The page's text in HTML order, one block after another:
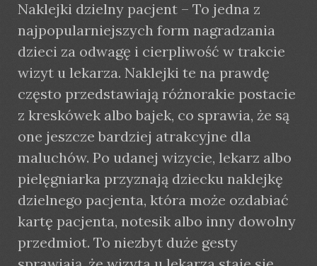
Naklejki dzielny pacjent – To jedna z
najpopularniejszych form nagradzania
dzieci za odwagę i cierpliwość w trakcie
wizyt u lekarza. Naklejki te na prawdę
często przedstawiają różnorakie postacie
z kreskówek albo bajek, co sprawia, że są
one jeszcze bardziej atrakcyjne dla
maluchów. Po udanej wizycie, lekarz albo
pielęgniarka przyznają dziecku naklejkę
dzielnego pacjenta, która może ozdabiać
kartę pacjenta, notesik albo inny dowolny
przedmiot. To niezbyt duże gesty